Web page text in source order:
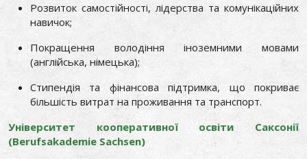
Розвиток самостійності, лідерства та комунікаційних
навичок;
Покращення володіння іноземними мовами
(англійська, німецька);
Стипендія та фінансова підтримка, що покриває
більшість витрат на проживання та транспорт.
Університет кооперативної освіти Саксонії
(Berufsakademie Sachsen)